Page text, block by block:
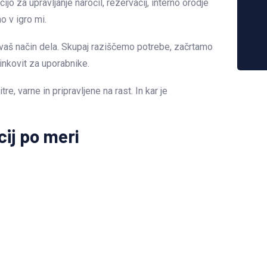
za upravljanje naročil, rezervacij, interno orodje
v igro mi.
način dela. Skupaj raziščemo potrebe, začrtamo
za uporabnike.
varne in pripravljene na rast. In kar je
po meri